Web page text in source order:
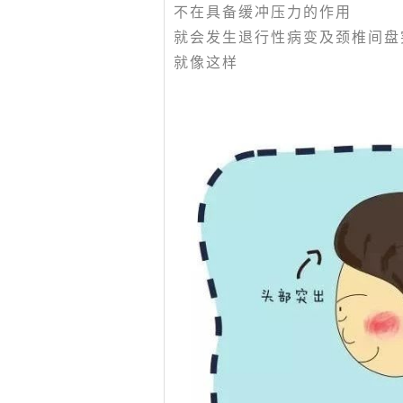
不在具备缓冲压力的作用
就会发生退行性病变及颈椎间
就像这样